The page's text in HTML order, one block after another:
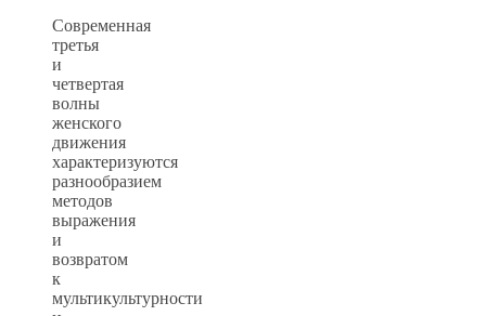
Современная
третья
и
четвертая
волны
женского
движения
характеризуются
разнообразием
методов
выражения
и
возвратом
к
мультикультурности